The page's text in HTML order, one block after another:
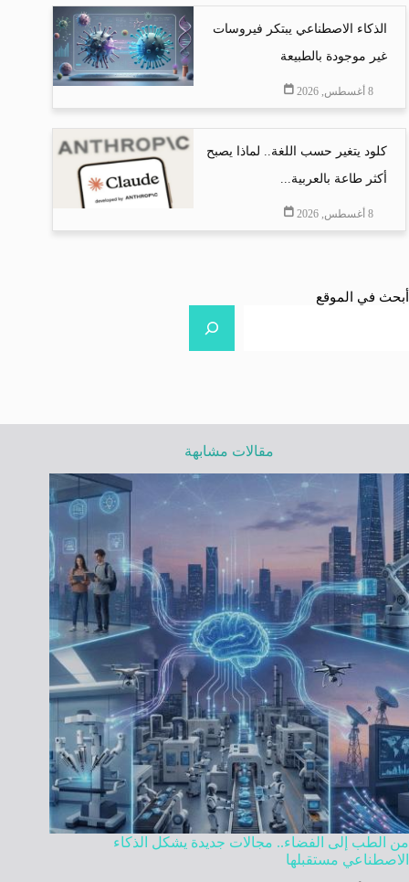
الذكاء الاصطناعي يبتكر فيروسات
غير موجودة بالطبيعة
8 أغسطس, 2026
كلود يتغير حسب اللغة.. لماذا يصبح
أكثر طاعة بالعربية...
8 أغسطس, 2026
أبحث في الموقع
مقالات مشابهة
من الطب إلى الفضاء.. مجالات جديدة يشكل الذكاء
الاصطناعي مستقبلها